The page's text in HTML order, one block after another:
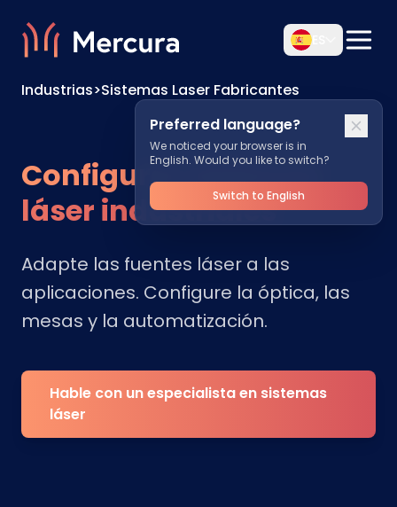
Preferred language?
We noticed your browser is in
English. Would you like to switch?
Switch to English
Industrias>Sistemas Laser Fabricantes
Configurar sistemas
láser industriales
Adapte las fuentes láser a las
aplicaciones. Configure la óptica, las
mesas y la automatización.
Hable con un especialista en sistemas
láser